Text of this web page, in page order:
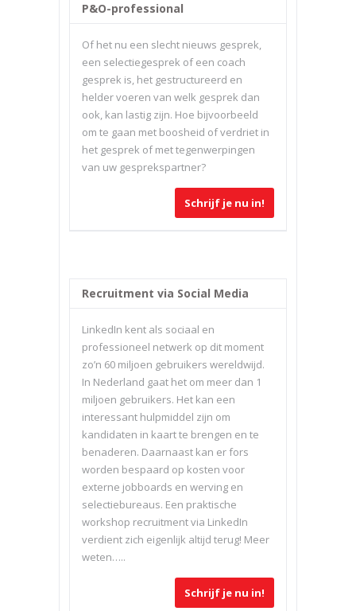
P&O-professional
Of het nu een slecht nieuws gesprek,
een selectiegesprek of een coach
gesprek is, het gestructureerd en
helder voeren van welk gesprek dan
ook, kan lastig zijn. Hoe bijvoorbeeld
om te gaan met boosheid of verdriet in
het gesprek of met tegenwerpingen
van uw gesprekspartner?
Schrijf je nu in!
Recruitment via Social Media
LinkedIn kent als sociaal en
professioneel netwerk op dit moment
zo’n 60 miljoen gebruikers wereldwijd.
In Nederland gaat het om meer dan 1
miljoen gebruikers. Het kan een
interessant hulpmiddel zijn om
kandidaten in kaart te brengen en te
benaderen. Daarnaast kan er fors
worden bespaard op kosten voor
externe jobboards en werving en
selectiebureaus. Een praktische
workshop recruitment via LinkedIn
verdient zich eigenlijk altijd terug! Meer
weten…..
Schrijf je nu in!